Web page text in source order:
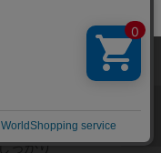
政七商店別注
：122ml カラー：
っかり
属性情報などの取得およ
用いたします。詳細に